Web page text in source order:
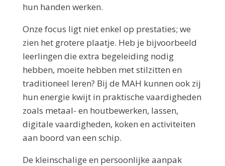
hun handen werken.
Onze focus ligt niet enkel op prestaties; we
zien het grotere plaatje. Heb je bijvoorbeeld
leerlingen die extra begeleiding nodig
hebben, moeite hebben met stilzitten en
traditioneel leren? Bij de MAH kunnen ook zij
hun energie kwijt in praktische vaardigheden
zoals metaal- en houtbewerken, lassen,
digitale vaardigheden, koken en activiteiten
aan boord van een schip.
De kleinschalige en persoonlijke aanpak